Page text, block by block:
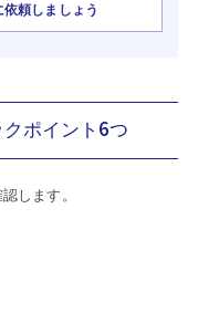
頼しましょう
ポイント6つ
します。